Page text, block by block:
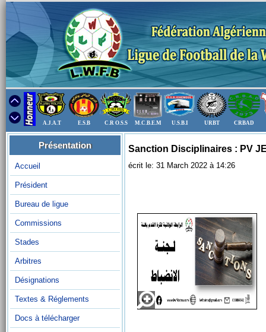
A.J.A.T E.S.B C.R O.S.S M.C.B.E.M U.S.B.I URBT CRBAD
Présentation
Accueil
Président
Bureau de ligue
Commissions
Stades
Arbitres
Désignations
Textes & Réglements
Docs à télécharger
Sanction Disciplinaires : PV
écrit le: 31 March 2022 à 14:26